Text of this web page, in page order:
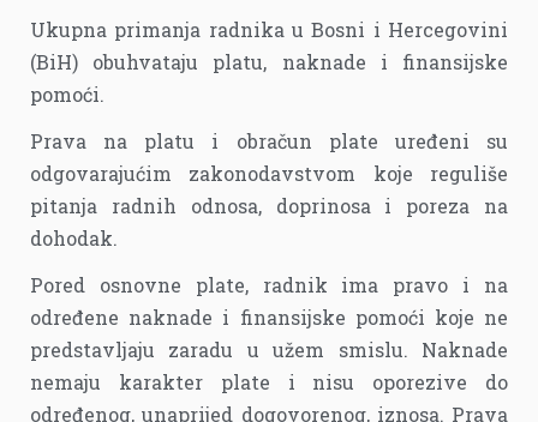
Ukupna primanja radnika u Bosni i Hercegovini
(BiH) obuhvataju platu, naknade i finansijske
pomoći.
Prava na platu i obračun plate uređeni su
odgovarajućim zakonodavstvom koje reguliše
pitanja radnih odnosa, doprinosa i poreza na
dohodak.
Pored osnovne plate, radnik ima pravo i na
određene naknade i finansijske pomoći koje ne
predstavljaju zaradu u užem smislu. Naknade
nemaju karakter plate i nisu oporezive do
određenog, unaprijed dogovorenog, iznosa. Prava